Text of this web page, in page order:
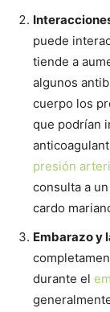
puede
tiende a
algunos
cuerpo los
que podrían
presión
consulta a
cardo
Embarazo y
durante el